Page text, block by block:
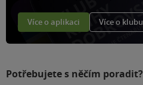
Více o aplikaci Více o klubu
Potřebujete s něčím poradit?